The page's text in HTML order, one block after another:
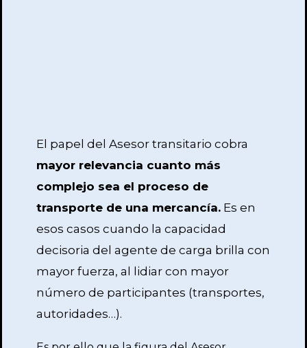
El papel del Asesor transitario cobra
mayor relevancia cuanto más
complejo sea el proceso de
transporte de una mercancía. Es en
esos casos cuando la capacidad
decisoria del agente de carga brilla con
mayor fuerza, al lidiar con mayor
número de participantes (transportes,
autoridades…).